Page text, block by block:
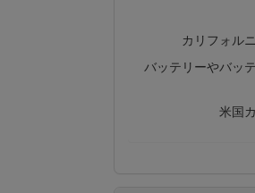
カリフォル
バッテリーやバッ
米国